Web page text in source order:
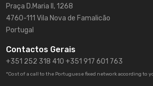
Praça D.Maria II, 1268
4760-111 Vila Nova de Famalicão
Portugal
Contactos Gerais
+351 252 318 410 +351 917 601 763
*Cost of a call to the Portuguese fixed network according to